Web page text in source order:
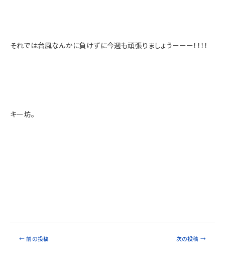
それでは台風なんかに負けずに今週も頑張りましょうーーー！！！！
キー坊。
← 前の投稿 次の投稿 →